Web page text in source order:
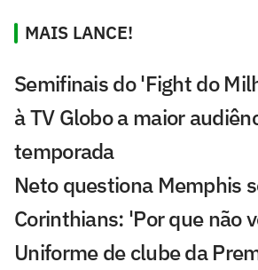
MAIS LANCE!
Semifinais do 'Fight do
à TV Globo a maior
temporada
Neto questiona Memphis
Corinthians: 'Por que não
Uniforme de clube da